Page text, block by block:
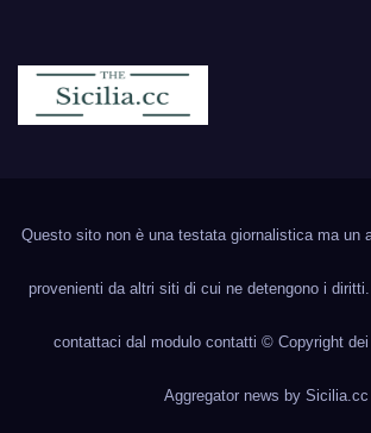
Questo sito non è una testata giornalistica ma un
provenienti da altri siti di cui ne detengono i
contattaci dal modulo contatti © Copyright
Aggregator news by Sicilia.cc